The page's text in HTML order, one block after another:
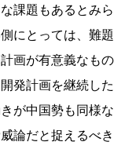
課題もあるとみら
にとっては、難題
画が有意義なもの
発計画を継続した
が中国勢も同様な
論だと捉えるべき